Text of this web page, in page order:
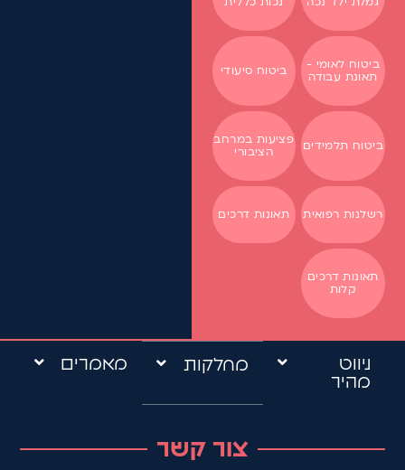
ביטוח לאומי -
תאונת עבודה
ביטוח סיעודי
ביטוח תלמידים
פציעות במרחב
הציבורי
רשלנות רפואית תאונות דרכים
תאונות דרכים
קלות
ניווט
מהיר
מחלקות מאמרים
צור קשר